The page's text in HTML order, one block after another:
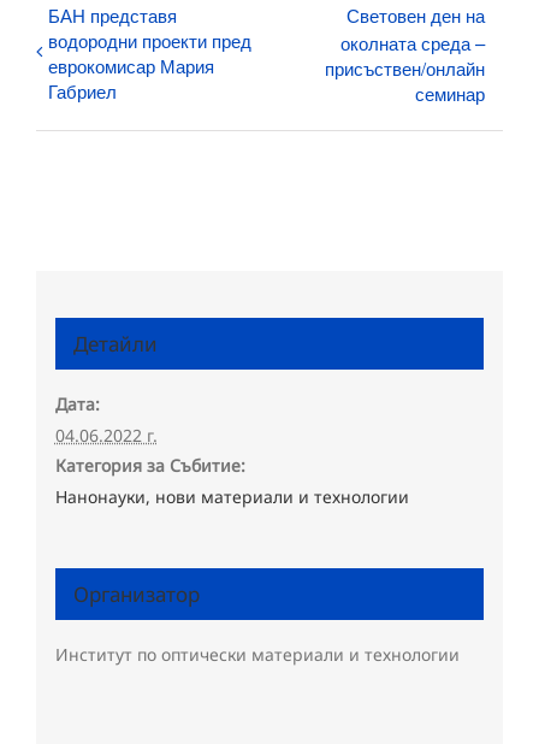
БАН представя
водородни проекти пред
еврокомисар Мария
Габриел
Световен ден на
околната среда –
присъствен/онлайн
семинар
Детайли
Дата:
04.06.2022 г.
Категория за Събитие:
Нанонауки, нови материали и технологии
Организатор
Институт по оптически материали и технологии